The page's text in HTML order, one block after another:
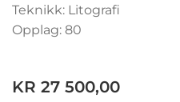
Teknikk: Litografi
Opplag: 80
KR 27 500,00